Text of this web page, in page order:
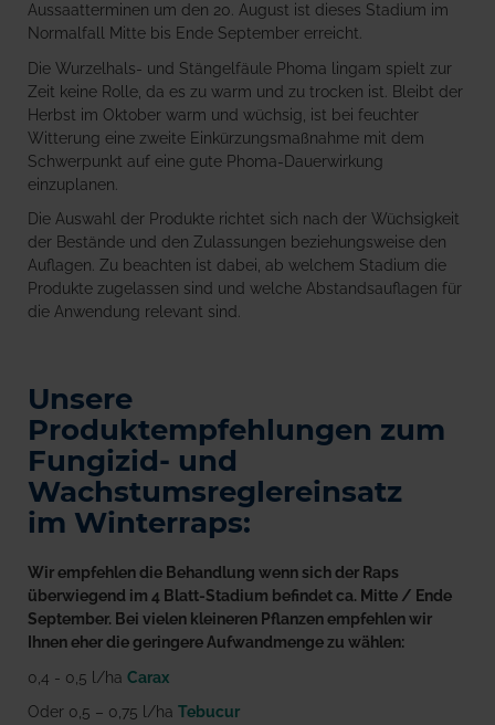
Aussaatterminen um den 20. August ist dieses Stadium im
Normalfall Mitte bis Ende September erreicht.
Die Wurzelhals- und Stängelfäule Phoma lingam spielt zur
Zeit keine Rolle, da es zu warm und zu trocken ist. Bleibt der
Herbst im Oktober warm und wüchsig, ist bei feuchter
Witterung eine zweite Einkürzungsmaßnahme mit dem
Schwerpunkt auf eine gute Phoma-Dauerwirkung
einzuplanen.
Die Auswahl der Produkte richtet sich nach der Wüchsigkeit
der Bestände und den Zulassungen beziehungsweise den
Auflagen. Zu beachten ist dabei, ab welchem Stadium die
Produkte zugelassen sind und welche Abstandsauflagen für
die Anwendung relevant sind.
Unsere
Produktempfehlungen zum
Fungizid- und
Wachstumsreglereinsatz
im Winterraps:
Wir empfehlen die Behandlung wenn sich der Raps
überwiegend im 4 Blatt-Stadium befindet ca. Mitte / Ende
September. Bei vielen kleineren Pflanzen empfehlen wir
Ihnen eher die geringere Aufwandmenge zu wählen:
0,4 - 0,5 l/ha Carax
Oder 0,5 – 0,75 l/ha Tebucur